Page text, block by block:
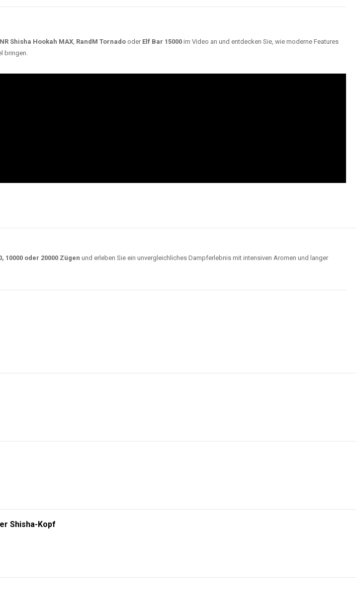
Shisha Hookah MAX, RandM Tornado oder Elf Bar 15000 im Video an und entdecken Sie, wie moderne Features
bringen.
10000 oder 20000 Zügen und erleben Sie ein unvergleichliches Dampferlebnis mit intensiven Aromen und langer
Shisha-Kopf